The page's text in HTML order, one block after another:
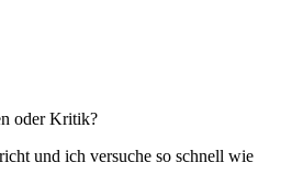
oder Kritik?
und ich versuche so schnell wie